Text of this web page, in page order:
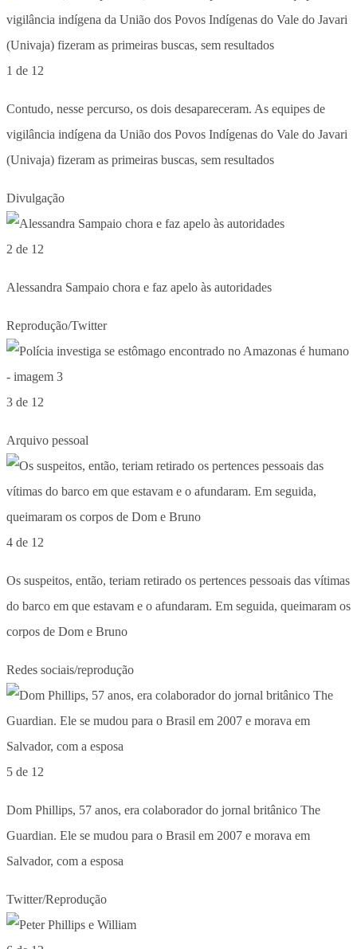
1 de 12
Contudo, nesse percurso, os dois desapareceram. As equipes de
vigilância indígena da União dos Povos Indígenas do Vale do Javari
(Univaja) fizeram as primeiras buscas, sem resultados
Divulgação
2 de 12
Alessandra Sampaio chora e faz apelo às autoridades
Reprodução/Twitter
3 de 12
Arquivo pessoal
4 de 12
Os suspeitos, então, teriam retirado os pertences pessoais das vítimas
do barco em que estavam e o afundaram. Em seguida, queimaram os
corpos de Dom e Bruno
Redes sociais/reprodução
5 de 12
Dom Phillips, 57 anos, era colaborador do jornal britânico The
Guardian. Ele se mudou para o Brasil em 2007 e morava em
Salvador, com a esposa
Twitter/Reprodução